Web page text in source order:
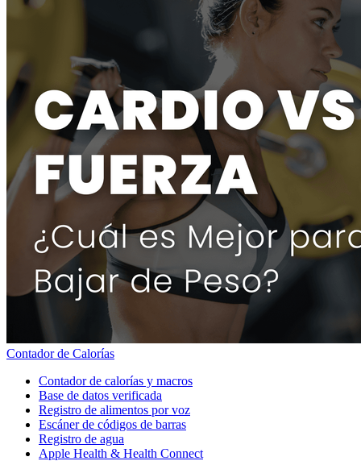
Contador de Calorías
Contador de calorías y macros
Base de datos verificada
Registro de alimentos por voz
Escáner de códigos de barras
Registro de agua
Apple Health & Health Connect